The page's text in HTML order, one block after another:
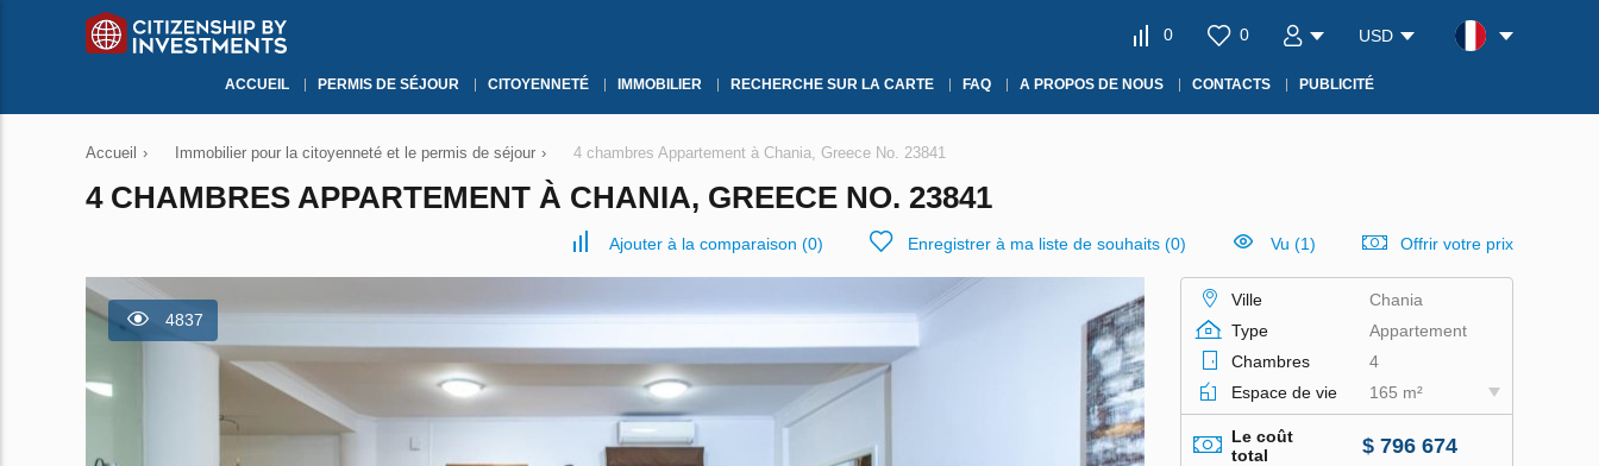
0 0 USD
ACCUEIL PERMIS DE SÉJOUR CITOYENNETÉ IMMOBILIER RECHERCHE SUR LA CARTE FAQ A PROPOS DE NOUS CONTACTS PUBLICITÉ
Accueil › Immobilier pour la citoyenneté et le permis de séjour › 4 chambres Appartement à Chania, Greece No. 23841
4 CHAMBRES APPARTEMENT À CHANIA, GREECE NO. 23841
Ajouter à la comparaison (0) Enregistrer à ma liste de souhaits (0) Vu (1) Offrir votre prix
4837
Ville
Chania
Type
Appartement
Chambres
4
Espace de vie
165 m²
Le coût
total
$ 796 674